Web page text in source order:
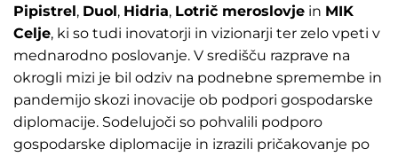
Pipistrel, Duol, Hidria, Lotrič meroslovje in MIK
Celje, ki so tudi inovatorji in vizionarji ter zelo vpeti v
mednarodno poslovanje. V središču razprave na
okrogli mizi je bil odziv na podnebne spremembe in
pandemijo skozi inovacije ob podpori gospodarske
diplomacije. Sodelujoči so pohvalili podporo
gospodarske diplomacije in izrazili pričakovanje po